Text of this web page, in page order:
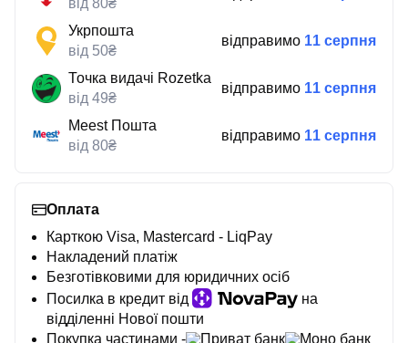
від 80₴
Укрпошта
від 50₴
відправимо 11 серпня
Точка видачі Rozetka
від 49₴
відправимо 11 серпня
Meest Пошта
від 80₴
відправимо 11 серпня
Оплата
Карткою Visa, Mastercard - LiqPay
Накладений платіж
Безготівковими для юридичних осіб
Посилка в кредит від
на
відділенні Нової пошти
Покупка частинами -
Приват банк Моно банк